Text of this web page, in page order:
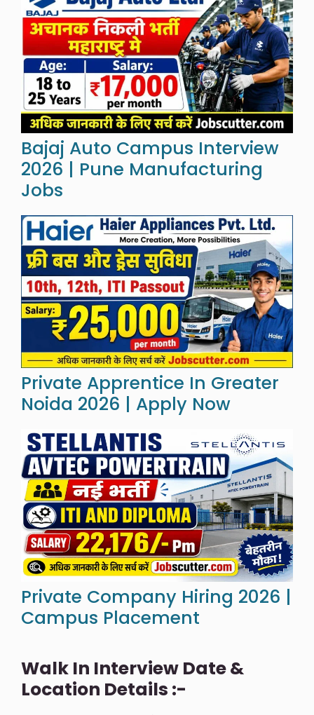
Bajaj Auto Campus Interview
2026 | Pune Manufacturing
Jobs
Private Apprentice In Greater
Noida 2026 | Apply Now
Private Company Hiring 2026 |
Campus Placement
Walk In Interview Date &
Location Details :-